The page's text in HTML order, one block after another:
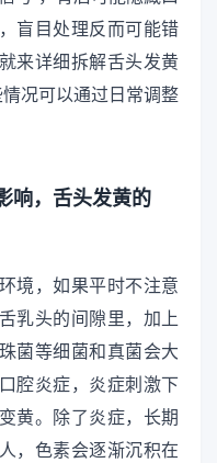
盲目处理反而可能错
来详细拆解舌头发黄
况可以通过日常调整
响，舌头发黄的
境，如果平时不注意
乳头的间隙里，加上
菌等细菌和真菌会大
腔炎症，炎症刺激下
黄。除了炎症，长期
，色素会逐渐沉积在